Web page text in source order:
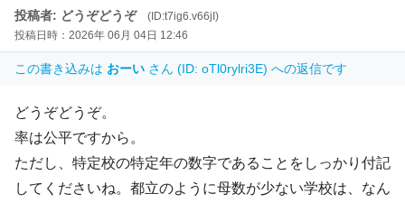
投稿者: どうぞどうぞ
(ID:t7ig6.v66jI)
投稿日時：2026年 06月 04日 12:46
この書き込みは おーい さん (ID: oTl0rylri3E) への返信です
どうぞどうぞ。
率は公平ですから。
ただし、特定校の特定年の数字であることをしっかり付記
してくださいね。都立のように母数が少ない学校は、なん